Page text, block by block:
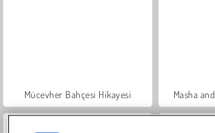
Mücevher Bahçesi Hikayesi Masha